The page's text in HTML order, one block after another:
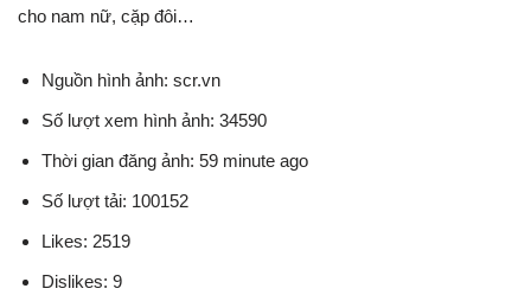
cho nam nữ, cặp đôi…
Nguồn hình ảnh: scr.vn
Số lượt xem hình ảnh: 34590
Thời gian đăng ảnh: 59 minute ago
Số lượt tải: 100152
Likes: 2519
Dislikes: 9